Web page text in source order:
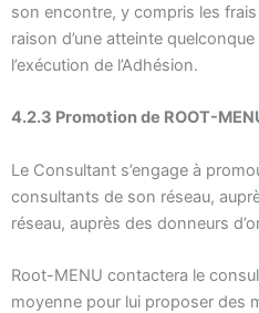
son encontre, y compris les
raison d’une atteinte
l’exécution de l’Adhésion.
4.2.3 Promotion de ROOT-
Le Consultant s’engage à
consultants de son réseau,
réseau, auprès des donneurs
Root-MENU contactera le
moyenne pour lui proposer des